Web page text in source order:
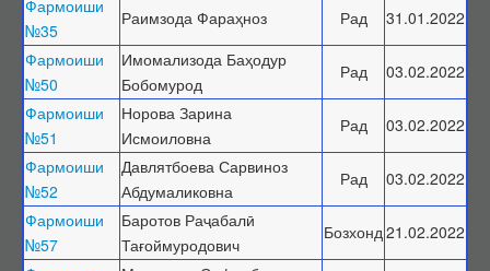
Фармоиши
№35
Раимзода Фараҳноз Рад
31.01.2022
Фармоиши
№50
Имомализода Баҳодур
Бобомурод
Рад
03.02.2022
Фармоиши
№51
Норова Зарина
Исмоиловна
Рад
03.02.2022
Фармоиши
№52
Давлятбоева Сарвиноз
Абдумаликовна
Рад
03.02.2022
Фармоиши
№57
Баротов Раҷабалӣ
Тағоймуродович
Бозхонд 21.02.2022